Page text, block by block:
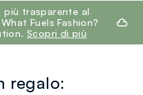
più trasparente al
Fuels Fashion?
Scopri di più
regalo: